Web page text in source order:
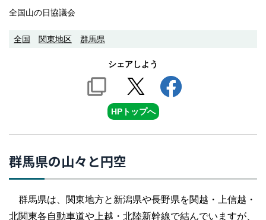
全国山の日協議会
全国 関東地区 群馬県
シェアしよう
HPトップへ
群馬県の山々と円空
群馬県は、関東地方と新潟県や長野県を関越・上信越・
北関東各自動車道や上越・北陸新幹線で結んでいますが、